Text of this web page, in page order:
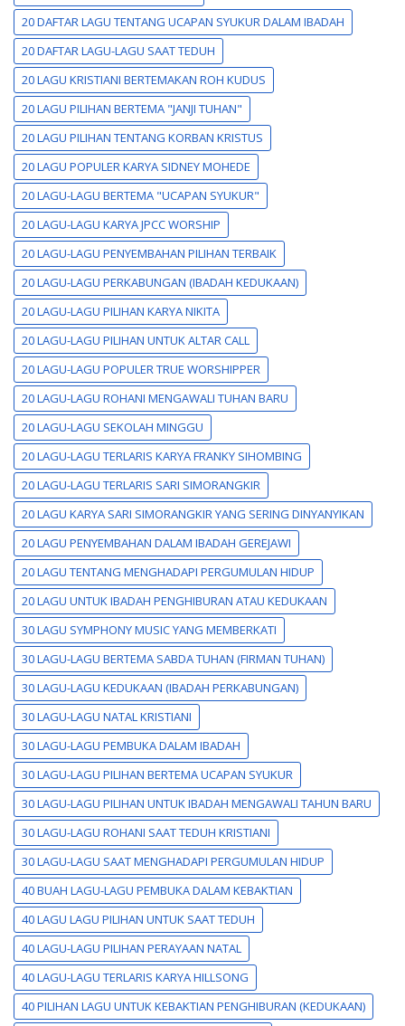
20 DAFTAR LAGU TENTANG UCAPAN SYUKUR DALAM IBADAH
20 DAFTAR LAGU-LAGU SAAT TEDUH
20 LAGU KRISTIANI BERTEMAKAN ROH KUDUS
20 LAGU PILIHAN BERTEMA "JANJI TUHAN"
20 LAGU PILIHAN TENTANG KORBAN KRISTUS
20 LAGU POPULER KARYA SIDNEY MOHEDE
20 LAGU-LAGU BERTEMA "UCAPAN SYUKUR"
20 LAGU-LAGU KARYA JPCC WORSHIP
20 LAGU-LAGU PENYEMBAHAN PILIHAN TERBAIK
20 LAGU-LAGU PERKABUNGAN (IBADAH KEDUKAAN)
20 LAGU-LAGU PILIHAN KARYA NIKITA
20 LAGU-LAGU PILIHAN UNTUK ALTAR CALL
20 LAGU-LAGU POPULER TRUE WORSHIPPER
20 LAGU-LAGU ROHANI MENGAWALI TUHAN BARU
20 LAGU-LAGU SEKOLAH MINGGU
20 LAGU-LAGU TERLARIS KARYA FRANKY SIHOMBING
20 LAGU-LAGU TERLARIS SARI SIMORANGKIR
20 LAGU KARYA SARI SIMORANGKIR YANG SERING DINYANYIKAN
20 LAGU PENYEMBAHAN DALAM IBADAH GEREJAWI
20 LAGU TENTANG MENGHADAPI PERGUMULAN HIDUP
20 LAGU UNTUK IBADAH PENGHIBURAN ATAU KEDUKAAN
30 LAGU SYMPHONY MUSIC YANG MEMBERKATI
30 LAGU-LAGU BERTEMA SABDA TUHAN (FIRMAN TUHAN)
30 LAGU-LAGU KEDUKAAN (IBADAH PERKABUNGAN)
30 LAGU-LAGU NATAL KRISTIANI
30 LAGU-LAGU PEMBUKA DALAM IBADAH
30 LAGU-LAGU PILIHAN BERTEMA UCAPAN SYUKUR
30 LAGU-LAGU PILIHAN UNTUK IBADAH MENGAWALI TAHUN BARU
30 LAGU-LAGU ROHANI SAAT TEDUH KRISTIANI
30 LAGU-LAGU SAAT MENGHADAPI PERGUMULAN HIDUP
40 BUAH LAGU-LAGU PEMBUKA DALAM KEBAKTIAN
40 LAGU LAGU PILIHAN UNTUK SAAT TEDUH
40 LAGU-LAGU PILIHAN PERAYAAN NATAL
40 LAGU-LAGU TERLARIS KARYA HILLSONG
40 PILIHAN LAGU UNTUK KEBAKTIAN PENGHIBURAN (KEDUKAAN)